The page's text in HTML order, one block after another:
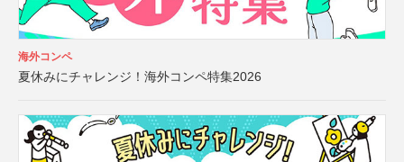
海外コンペ
夏休みにチャレンジ！海外コンペ特集2026